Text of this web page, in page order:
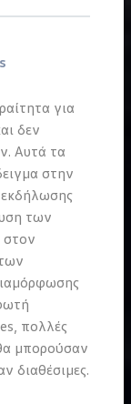
για
δεν
Αυτά τα
στην
των
πολλές
μπορούσαν
διαθέσιμες.
κατά την